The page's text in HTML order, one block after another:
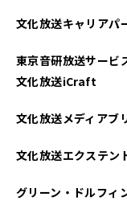
文化放送キャリアパ
東京音研放送サービ
文化放送iCraft
文化放送メディアブ
文化放送エクステン
グリーン・ドルフィ